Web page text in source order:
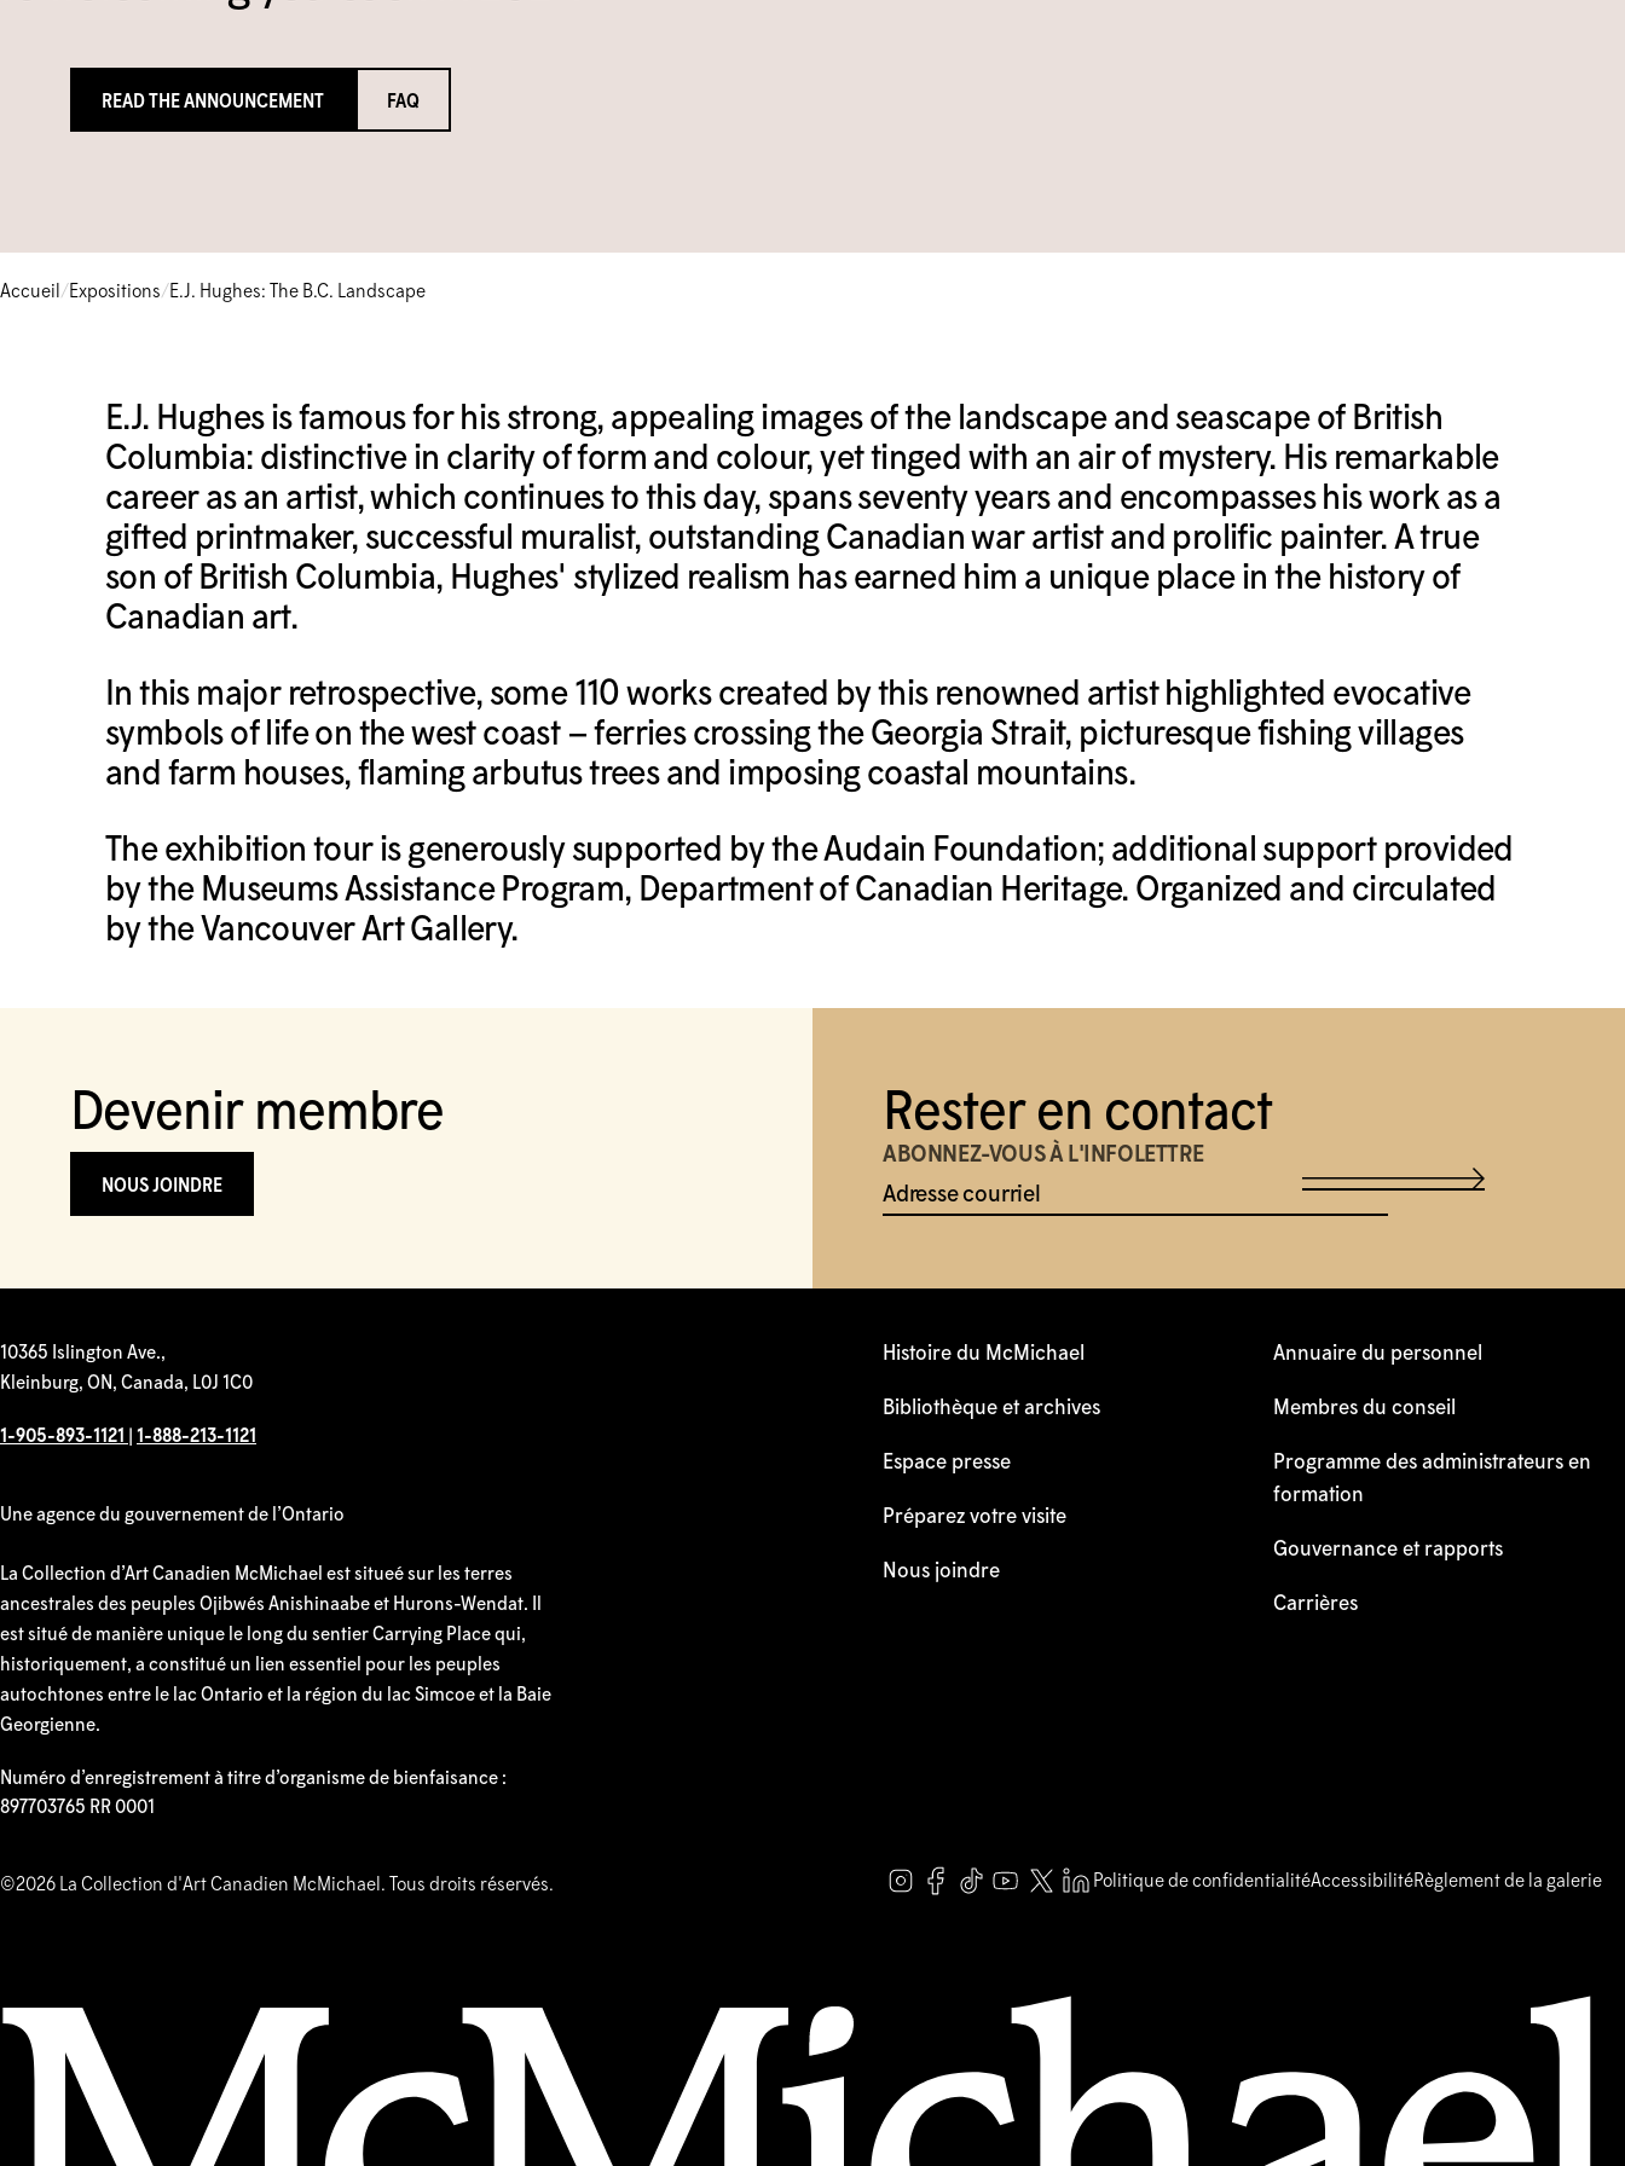
READ THE ANNOUNCEMENT FAQ
Accueil/Expositions/E.J. Hughes: The B.C. Landscape
E.J. Hughes is famous for his strong, appealing images of the landscape and seascape of British
Columbia: distinctive in clarity of form and colour, yet tinged with an air of mystery. His remarkable
career as an artist, which continues to this day, spans seventy years and encompasses his work as a
gifted printmaker, successful muralist, outstanding Canadian war artist and prolific painter. A true
son of British Columbia, Hughes' stylized realism has earned him a unique place in the history of
Canadian art.
In this major retrospective, some 110 works created by this renowned artist highlighted evocative
symbols of life on the west coast – ferries crossing the Georgia Strait, picturesque fishing villages
and farm houses, flaming arbutus trees and imposing coastal mountains.
The exhibition tour is generously supported by the Audain Foundation; additional support provided
by the Museums Assistance Program, Department of Canadian Heritage. Organized and circulated
by the Vancouver Art Gallery.
Devenir membre
NOUS JOINDRE
Rester en contact
ABONNEZ-VOUS À L'INFOLETTRE
Adresse courriel
Histoire du McMichael
Bibliothèque et archives
Espace presse
Préparez votre visite
Nous joindre
Annuaire du personnel
Membres du conseil
Programme des administrateurs en
formation
Gouvernance et rapports
Carrières
10365 Islington Ave.,
Kleinburg, ON, Canada, L0J 1C0
1-905-893-1121 | 1-888-213-1121
Une agence du gouvernement de l’Ontario
La Collection d’Art Canadien McMichael est situeé sur les terres
ancestrales des peuples Ojibwés Anishinaabe et Hurons-Wendat. Il
est situé de manière unique le long du sentier Carrying Place qui,
historiquement, a constitué un lien essentiel pour les peuples
autochtones entre le lac Ontario et la région du lac Simcoe et la Baie
Georgienne.
Numéro d’enregistrement à titre d’organisme de bienfaisance :
897703765 RR 0001
©2026 La Collection d'Art Canadien McMichael. Tous droits réservés. Politique de confidentialitéAccessibilitéRèglement de la galerie